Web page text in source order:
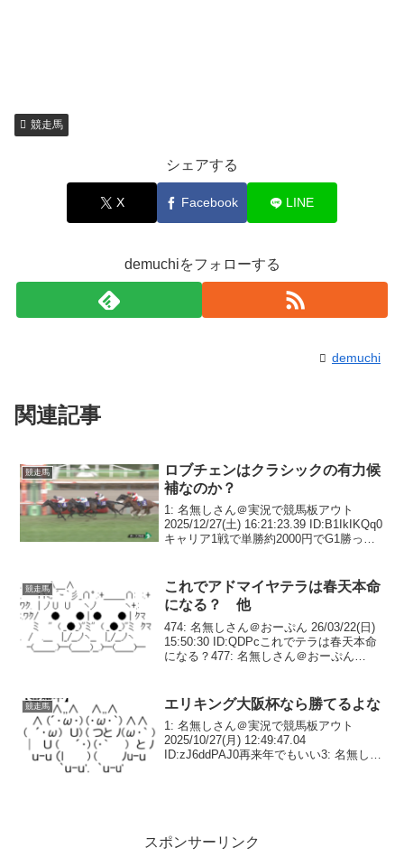
競走馬
シェアする
X Facebook LINE
demuchiをフォローする
demuchi
関連記事
競走馬
ロブチェンはクラシックの有力候
補なのか？
1: 名無しさん＠実況で競馬板アウト
2025/12/27(土) 16:21:23.39 ID:B1IkIKQq0
キャリア1戦で単勝約2000円でG1勝った
競走馬
これでアドマイヤテラは春天本命
になる？ 他
474: 名無しさん＠おーぷん 26/03/22(日)
15:50:30 ID:QDPcこれでテラは春天本命
になる？477: 名無しさん＠おーぷん
競走馬 エリキング大阪杯なら勝てるよな
1: 名無しさん＠実況で競馬板アウト
2025/10/27(月) 12:49:47.04
ID:zJ6ddPAJ0再来年でもいい3: 名無しさ
スポンサーリンク